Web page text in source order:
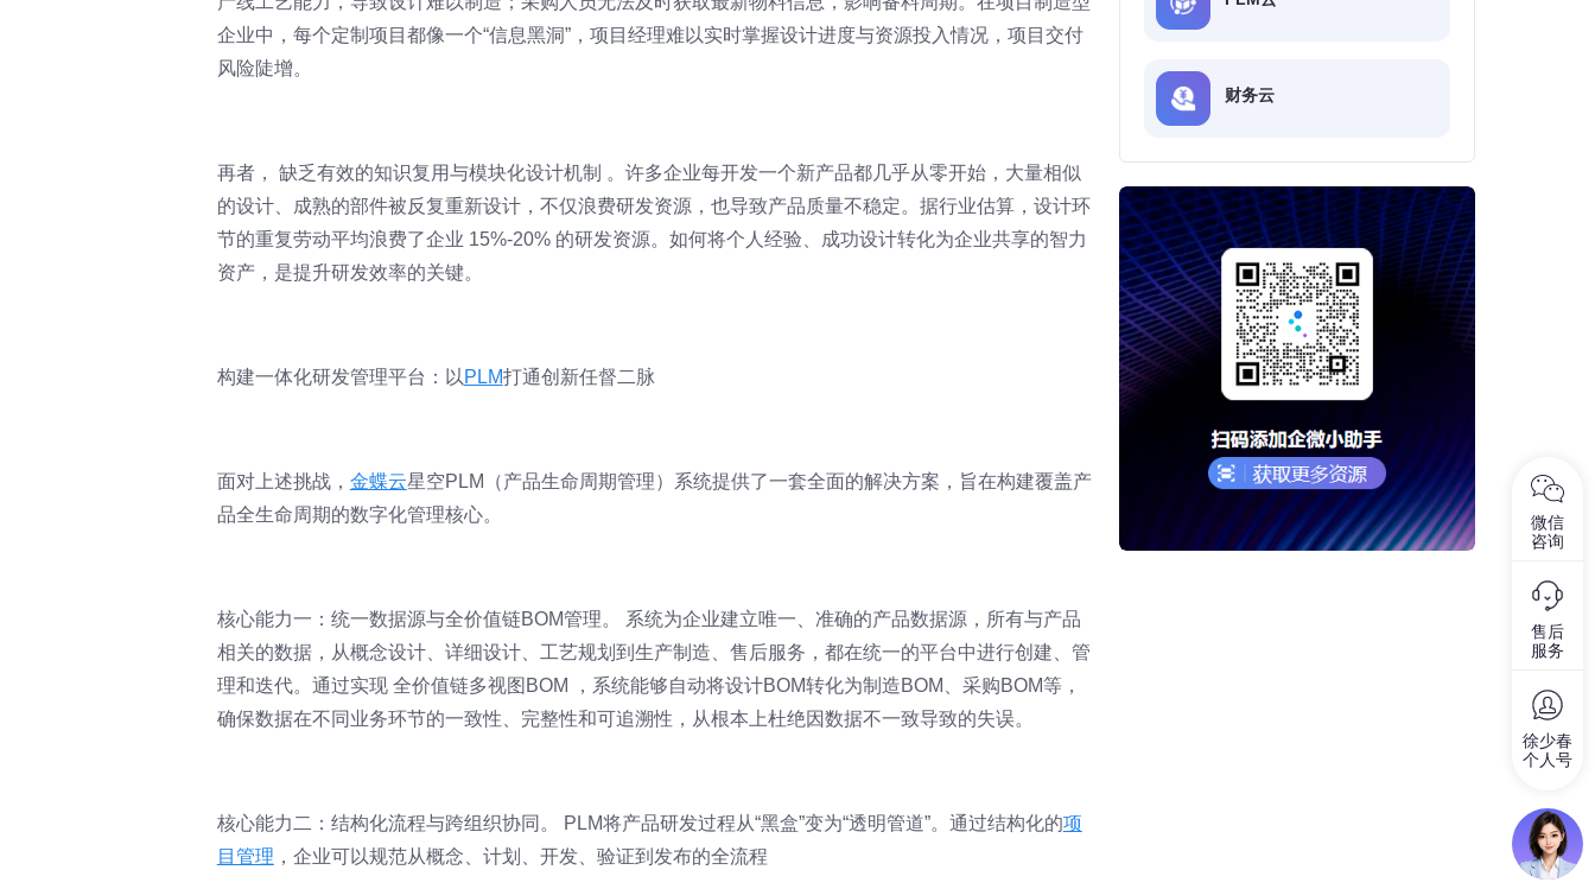
企业中，每个定制项目都像一个“信息黑洞”，项目经理难以实时掌握设计进度与资源投入情况，项目交付
风险陡增。
再者， 缺乏有效的知识复用与模块化设计机制 。许多企业每开发一个新产品都几乎从零开始，大量相似
的设计、成熟的部件被反复重新设计，不仅浪费研发资源，也导致产品质量不稳定。据行业估算，设计环
节的重复劳动平均浪费了企业 15%-20% 的研发资源。如何将个人经验、成功设计转化为企业共享的智力
资产，是提升研发效率的关键。
构建一体化研发管理平台：以 PLM打通创新任督二脉
面对上述挑战， 金蝶云星空PLM（产品生命周期管理）系统提供了一套全面的解决方案，旨在构建覆盖产
品全生命周期的数字化管理核心。
核心能力一：统一数据源与全价值链BOM管理。 系统为企业建立唯一、准确的产品数据源，所有与产品
相关的数据，从概念设计、详细设计、工艺规划到生产制造、售后服务，都在统一的平台中进行创建、管
理和迭代。通过实现 全价值链多视图BOM ，系统能够自动将设计BOM转化为制造BOM、采购BOM等，
确保数据在不同业务环节的一致性、完整性和可追溯性，从根本上杜绝因数据不一致导致的失误。
核心能力二：结构化流程与跨组织协同。 PLM将产品研发过程从“黑盒”变为“透明管道”。通过结构化的项
目管理 ，企业可以规范从概念、计划、开发、验证到发布的全流程
财务云
微信
咨询
售后
服务
徐少春
个人号